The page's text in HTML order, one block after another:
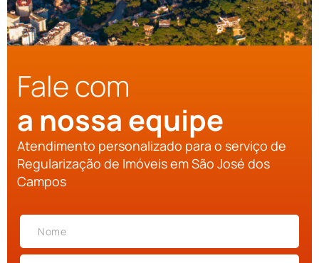
Fale com
a nossa equipe
Atendimento personalizado para o serviço de
Regularização de Imóveis em São José dos
Campos